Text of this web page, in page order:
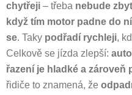
chytřeji – třeba nebude
když tím motor padne do
se. Taky podřadí rychleji,
Celkově se jízda zlepší:
řazení je hladké a zároveň
řidiče to znamená, že